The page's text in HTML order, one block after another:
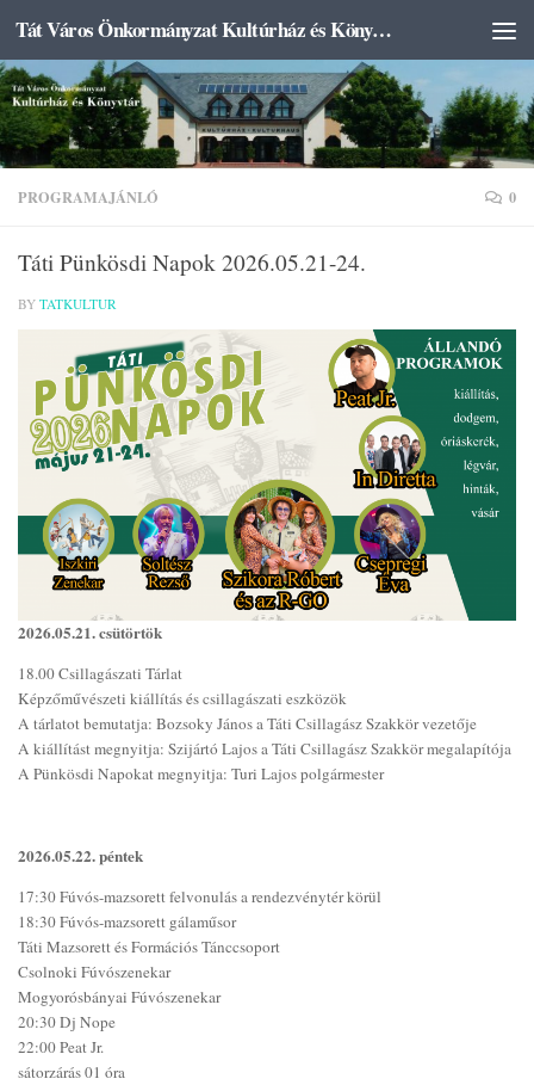
Skip to content Tát Város Önkormányzat Kultúrház és Könyvtár
PROGRAMAJÁNLÓ 0
Táti Pünkösdi Napok 2026.05.21-24.
BY TATKULTUR
2026.05.21. csütörtök
18.00 Csillagászati Tárlat
Képzőművészeti kiállítás és csillagászati eszközök
A tárlatot bemutatja: Bozsoky János a Táti Csillagász Szakkör vezetője
A kiállítást megnyitja: Szijártó Lajos a Táti Csillagász Szakkör megalapítója
A Pünkösdi Napokat megnyitja: Turi Lajos polgármester
2026.05.22. péntek
17:30 Fúvós-mazsorett felvonulás a rendezvénytér körül
18:30 Fúvós-mazsorett gálaműsor
Táti Mazsorett és Formációs Tánccsoport
Csolnoki Fúvószenekar
Mogyorósbányai Fúvószenekar
20:30 Dj Nope
22:00 Peat Jr.
sátorzárás 01 óra